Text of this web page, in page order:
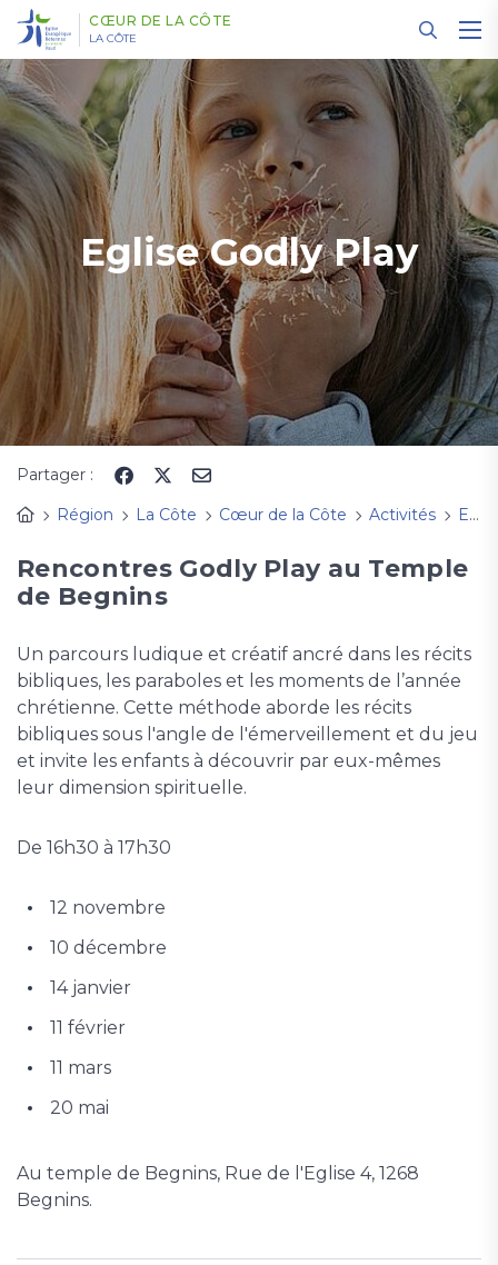
CŒUR DE LA CÔTE
LA CÔTE
Eglise Godly Play
Partager :
Région
La Côte Cœur de la Côte Activités Enfance et jeunesse
Rencontres Godly Play au Temple
de Begnins
Un parcours ludique et créatif ancré dans les récits
bibliques, les paraboles et les moments de l’année
chrétienne. Cette méthode aborde les récits
bibliques sous l'angle de l'émerveillement et du jeu
et invite les enfants à découvrir par eux-mêmes
leur dimension spirituelle.
De 16h30 à 17h30
12 novembre
10 décembre
14 janvier
11 février
11 mars
20 mai
Au temple de Begnins, Rue de l'Eglise 4, 1268
Begnins.
Panneau de gestion des cookies